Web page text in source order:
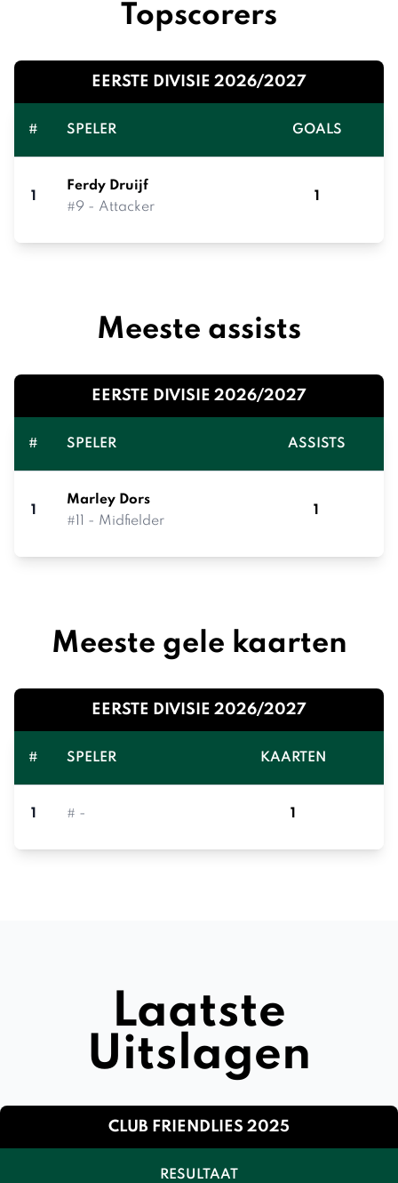
Topscorers
EERSTE DIVISIE 2026/2027
# SPELER GOALS
1
Ferdy Druijf
#9 - Attacker
1
Meeste assists
EERSTE DIVISIE 2026/2027
# SPELER ASSISTS
1
Marley Dors
#11 - Midfielder
1
Meeste gele kaarten
EERSTE DIVISIE 2026/2027
# SPELER KAARTEN
1 # - 1
Laatste
Uitslagen
CLUB FRIENDLIES 2025
RESULTAAT